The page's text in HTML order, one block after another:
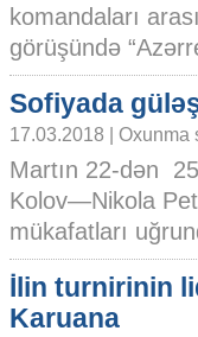
komandaları
görüşündə
Sofiyada
17.03.2018 | Oxunma
Martın 22-dən
Kolov—Nikola
mükafatları
İlin turnirinin
Karuana